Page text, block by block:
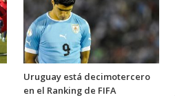
Uruguay está decimotercero
en el Ranking de FIFA